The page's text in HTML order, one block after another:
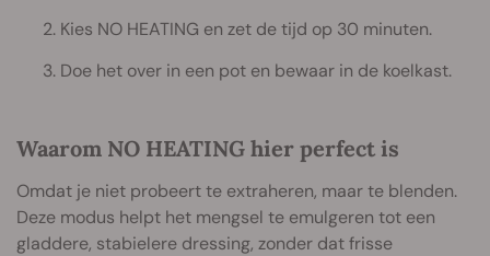
Kies NO HEATING en zet de tijd op 30 minuten.
Doe het over in een pot en bewaar in de koelkast.
Waarom NO HEATING hier perfect is
Omdat je niet probeert te extraheren, maar te blenden.
Deze modus helpt het mengsel te emulgeren tot een
gladdere, stabielere dressing, zonder dat frisse